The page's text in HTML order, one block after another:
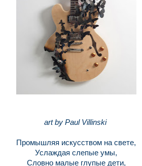
art by Paul Villinski
Промышляя искусством на свете,
Услаждая слепые умы,
Словно малые глупые дети,